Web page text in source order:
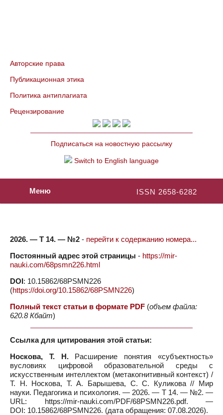
Авторские права
Публикационная этика
Политика антиплагиата
Рецензирование
Подписаться на новостную рассылку
Switch to English language
ISSN 2658-6282
Меню
2026. — Т 14. — №2 - перейти к содержанию номера...
Постоянный адрес этой страницы - https://mir-
nauki.com/68psmn226.html
DOI: 10.15862/68PSMN226
(https://doi.org/10.15862/68PSMN226)
Полный текст статьи в формате PDF (объем файла:
620.8 Кбайт)
Ссылка для цитирования этой статьи:
Носкова, Т. Н.Расширение понятия «субъектность»
вусловиях цифровой образовательной среды с
искусственным интеллектом (метакогнитивный контекст) /
Т. Н. Носкова, Т. А. Барышева, С. С. Куликова // Мир
науки. Педагогика и психология. — 2026. — Т 14. — №2. —
URL: https://mir-nauki.com/PDF/68PSMN226.pdf. —
DOI: 10.15862/68PSMN226. (дата обращения: 07.08.2026).